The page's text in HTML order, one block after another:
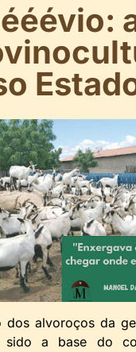
dos alvoroços da
sido a base do